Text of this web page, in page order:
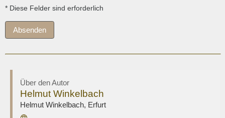
* Diese Felder sind erforderlich
Absenden
Über den Autor
Helmut Winkelbach
Helmut Winkelbach, Erfurt